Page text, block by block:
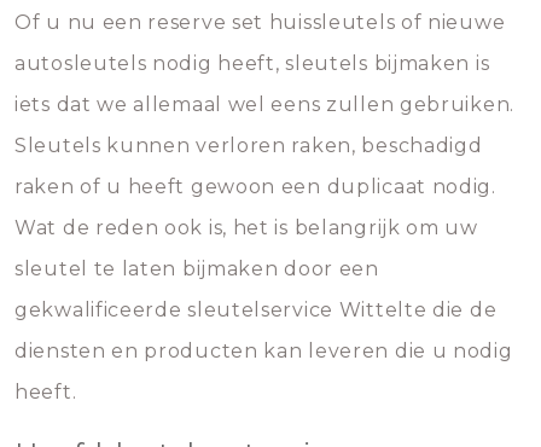
Of u nu een reserve set huissleutels of nieuwe
autosleutels nodig heeft, sleutels bijmaken is
iets dat we allemaal wel eens zullen gebruiken.
Sleutels kunnen verloren raken, beschadigd
raken of u heeft gewoon een duplicaat nodig.
Wat de reden ook is, het is belangrijk om uw
sleutel te laten bijmaken door een
gekwalificeerde sleutelservice Wittelte die de
diensten en producten kan leveren die u nodig
heeft.